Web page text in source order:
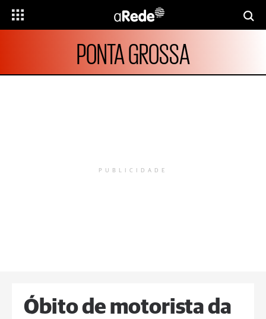
PONTA GROSSA
PUBLICIDADE
Óbito de motorista da